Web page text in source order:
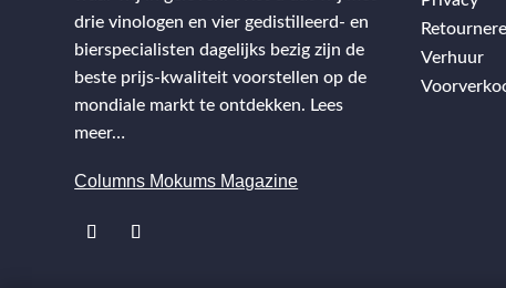
drie vinologen en vier gedistilleerd- en
bierspecialisten dagelijks bezig zijn de
beste prijs-kwaliteit voorstellen op de
mondiale markt te ontdekken. Lees
meer…
Columns Mokums Magazine
Verhuur